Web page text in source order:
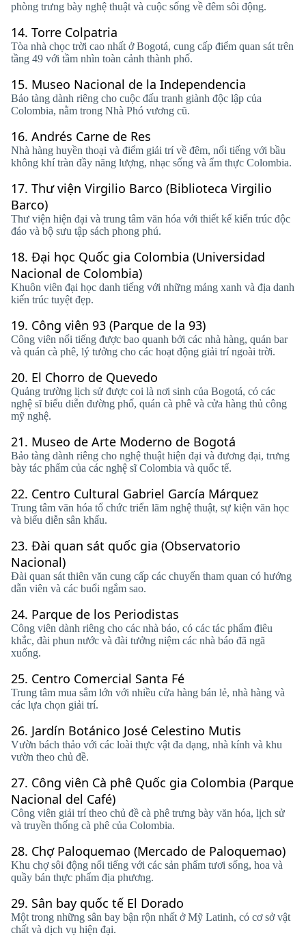
phòng trưng bày nghệ thuật và cuộc sống về đêm sôi động.
14. Torre Colpatria
Tòa nhà chọc trời cao nhất ở Bogotá, cung cấp điểm quan sát trên
tầng 49 với tầm nhìn toàn cảnh thành phố.
15. Museo Nacional de la Independencia
Bảo tàng dành riêng cho cuộc đấu tranh giành độc lập của
Colombia, nằm trong Nhà Phó vương cũ.
16. Andrés Carne de Res
Nhà hàng huyền thoại và điểm giải trí về đêm, nổi tiếng với bầu
không khí tràn đầy năng lượng, nhạc sống và ẩm thực Colombia.
17. Thư viện Virgilio Barco (Biblioteca Virgilio
Barco)
Thư viện hiện đại và trung tâm văn hóa với thiết kế kiến ​​trúc độc
đáo và bộ sưu tập sách phong phú.
18. Đại học Quốc gia Colombia (Universidad
Nacional de Colombia)
Khuôn viên đại học danh tiếng với những mảng xanh và địa danh
kiến ​​trúc tuyệt đẹp.
19. Công viên 93 (Parque de la 93)
Công viên nổi tiếng được bao quanh bởi các nhà hàng, quán bar
và quán cà phê, lý tưởng cho các hoạt động giải trí ngoài trời.
20. El Chorro de Quevedo
Quảng trường lịch sử được coi là nơi sinh của Bogotá, có các
nghệ sĩ biểu diễn đường phố, quán cà phê và cửa hàng thủ công
mỹ nghệ.
21. Museo de Arte Moderno de Bogotá
Bảo tàng dành riêng cho nghệ thuật hiện đại và đương đại, trưng
bày tác phẩm của các nghệ sĩ Colombia và quốc tế.
22. Centro Cultural Gabriel García Márquez
Trung tâm văn hóa tổ chức triển lãm nghệ thuật, sự kiện văn học
và biểu diễn sân khấu.
23. Đài quan sát quốc gia (Observatorio
Nacional)
Đài quan sát thiên văn cung cấp các chuyến tham quan có hướng
dẫn viên và các buổi ngắm sao.
24. Parque de los Periodistas
Công viên dành riêng cho các nhà báo, có các tác phẩm điêu
khắc, đài phun nước và đài tưởng niệm các nhà báo đã ngã
xuống.
25. Centro Comercial Santa Fé
Trung tâm mua sắm lớn với nhiều cửa hàng bán lẻ, nhà hàng và
các lựa chọn giải trí.
26. Jardín Botánico José Celestino Mutis
Vườn bách thảo với các loài thực vật đa dạng, nhà kính và khu
vườn theo chủ đề.
27. Công viên Cà phê Quốc gia Colombia (Parque
Nacional del Café)
Công viên giải trí theo chủ đề cà phê trưng bày văn hóa, lịch sử
và truyền thống cà phê của Colombia.
28. Chợ Paloquemao (Mercado de Paloquemao)
Khu chợ sôi động nổi tiếng với các sản phẩm tươi sống, hoa và
quầy bán thực phẩm địa phương.
29. Sân bay quốc tế El Dorado
Một trong những sân bay bận rộn nhất ở Mỹ Latinh, có cơ sở vật
chất và dịch vụ hiện đại.